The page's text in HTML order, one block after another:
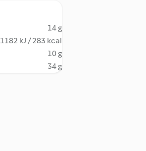
14 g
1182 kJ / 283 kcal
10 g
34 g